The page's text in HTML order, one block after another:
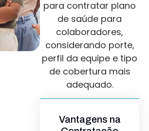
para contratar plano
de saúde para
colaboradores,
considerando porte,
perfil da equipe e tipo
de cobertura mais
adequado.
Vantagens na